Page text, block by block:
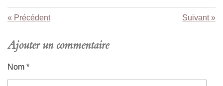
« Précédent Suivant»
Ajouter un commentaire
Nom *